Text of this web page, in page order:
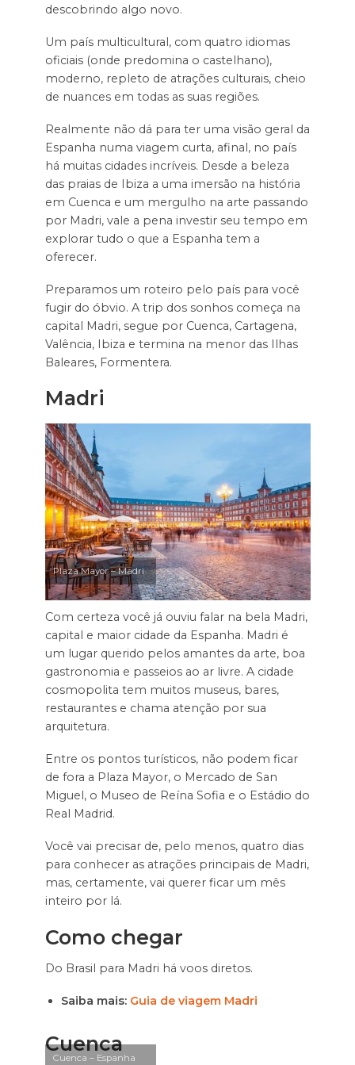
descobrindo algo novo.
Um país multicultural, com quatro idiomas
oficiais (onde predomina o castelhano),
moderno, repleto de atrações culturais, cheio
de nuances em todas as suas regiões.
Realmente não dá para ter uma visão geral da
Espanha numa viagem curta, afinal, no país
há muitas cidades incríveis. Desde a beleza
das praias de Ibiza a uma imersão na história
em Cuenca e um mergulho na arte passando
por Madri, vale a pena investir seu tempo em
explorar tudo o que a Espanha tem a
oferecer.
Preparamos um roteiro pelo país para você
fugir do óbvio. A trip dos sonhos começa na
capital Madri, segue por Cuenca, Cartagena,
Valência, Ibiza e termina na menor das Ilhas
Baleares, Formentera.
Madri
Plaza Mayor – Madri
Com certeza você já ouviu falar na bela Madri,
capital e maior cidade da Espanha. Madri é
um lugar querido pelos amantes da arte, boa
gastronomia e passeios ao ar livre. A cidade
cosmopolita tem muitos museus, bares,
restaurantes e chama atenção por sua
arquitetura.
Entre os pontos turísticos, não podem ficar
de fora a Plaza Mayor, o Mercado de San
Miguel, o Museo de Reína Sofia e o Estádio do
Real Madrid.
Você vai precisar de, pelo menos, quatro dias
para conhecer as atrações principais de Madri,
mas, certamente, vai querer ficar um mês
inteiro por lá.
Como chegar
Do Brasil para Madri há voos diretos.
Saiba mais: Guia de viagem Madri
Cuenca
Cuenca – Espanha